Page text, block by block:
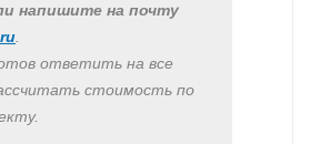
напишите на почту
ответить на все
стоимость по